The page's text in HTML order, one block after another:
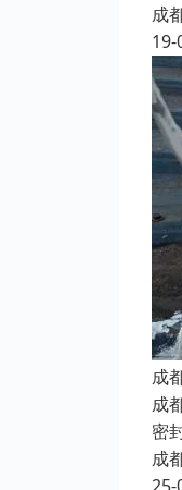
成
19-
成
成
密
成